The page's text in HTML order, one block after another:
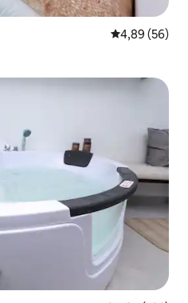
4,89 de uma
4,89 (56)